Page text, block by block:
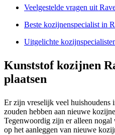
Veelgestelde vragen uit
Beste kozijnenspecialist in
Uitgelichte
Kunststof kozijnen
plaatsen
Er zijn vreselijk veel huishoudens
zouden hebben aan nieuwe
Tegenwoordig zijn er alleen nogal
op het aanleggen van nieuwe